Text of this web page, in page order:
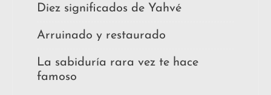
Diez significados de Yahvé
Arruinado y restaurado
La sabiduría rara vez te hace
famoso